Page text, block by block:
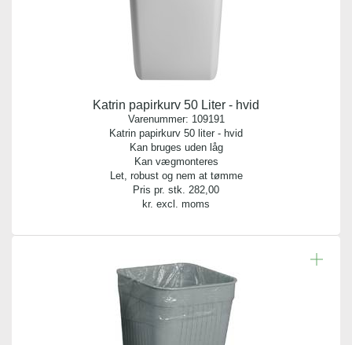
Katrin papirkurv 50 Liter - hvid
Varenummer: 109191
Katrin papirkurv 50 liter - hvid
Kan bruges uden låg
Kan vægmonteres
Let, robust og nem at tømme
Pris pr. stk. 282,00
kr. excl. moms